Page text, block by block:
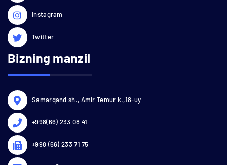
Instagram
Twitter
Bizning manzil
Samarqand sh., Amir Temur k.,18-uy
+998(66) 233 08 41
+998 (66) 233 71 75